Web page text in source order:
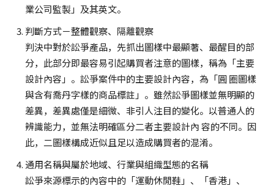
業公司監製」及其英文。
判斷方式－整體觀察、隔離觀察
判決中對於訟爭產品，先抓出圖樣中最顯著、最醒目的部
分，此部分即最容易引起購買者注意的圖樣，稱為「主要
設計內容」。訟爭案件中的主要設計內容，為「圓 圈圖樣
與含有喬丹字樣的商品標註」。雖然訟爭圖樣並無明顯的
差異，差異處僅是細微、非引人注目的變化。以普通人的
辨識能力，並無法明確區分二者主要設計內 容的不同。因
此，二圖樣構成近似且足以造成購買者的混淆。
通用名稱與屬於地域、行業與組織型態的名稱
訟爭來源標示的內容中的「運動休閒鞋」、「香港」、